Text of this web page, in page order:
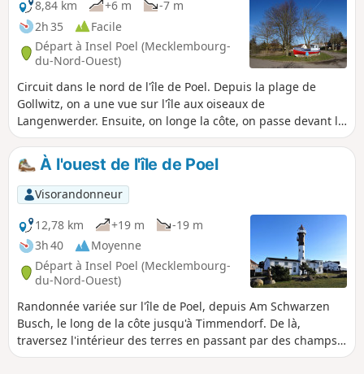
8,84 km
+6 m
-7 m
2h 35
Facile
Départ à Insel Poel (Mecklembourg-
du-Nord-Ouest)
Circuit dans le nord de l'île de Poel. Depuis la plage de
Gollwitz, on a une vue sur l'île aux oiseaux de
Langenwerder. Ensuite, on longe la côte, on passe devant le
phare de Gollwitz jusqu'au village Am Schwarzen Busch,
puis on revient vers l'intérieur des terres jusqu'au point de
départ.À l'ouest de l'île de Poel
Visorandonneur
12,78 km
+19 m
-19 m
3h 40
Moyenne
Départ à Insel Poel (Mecklembourg-
du-Nord-Ouest)
Randonnée variée sur l'île de Poel, depuis Am Schwarzen
Busch, le long de la côte jusqu'à Timmendorf. De là,
traversez l'intérieur des terres en passant par des champs
et via Kirchdorf pour revenir au point de départ.